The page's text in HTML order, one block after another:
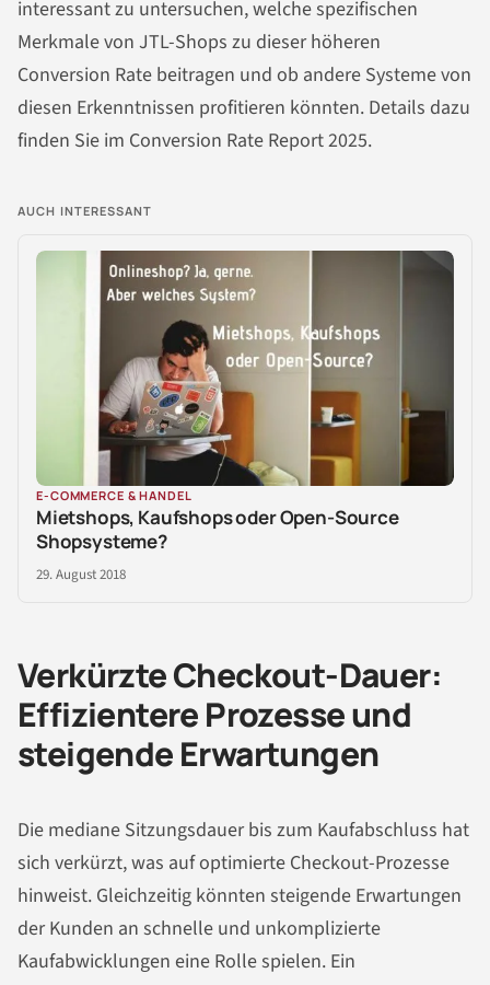
interessant zu untersuchen, welche spezifischen
Merkmale von JTL-Shops zu dieser höheren
Conversion Rate beitragen und ob andere Systeme von
diesen Erkenntnissen profitieren könnten. Details dazu
finden Sie im Conversion Rate Report 2025.
AUCH INTERESSANT
E-COMMERCE & HANDEL
Mietshops, Kaufshops oder Open-Source
Shopsysteme?
29. August 2018
Verkürzte Checkout-Dauer:
Effizientere Prozesse und
steigende Erwartungen
Die mediane Sitzungsdauer bis zum Kaufabschluss hat
sich verkürzt, was auf optimierte Checkout-Prozesse
hinweist. Gleichzeitig könnten steigende Erwartungen
der Kunden an schnelle und unkomplizierte
Kaufabwicklungen eine Rolle spielen. Ein